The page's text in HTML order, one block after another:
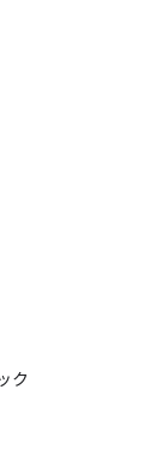
ク